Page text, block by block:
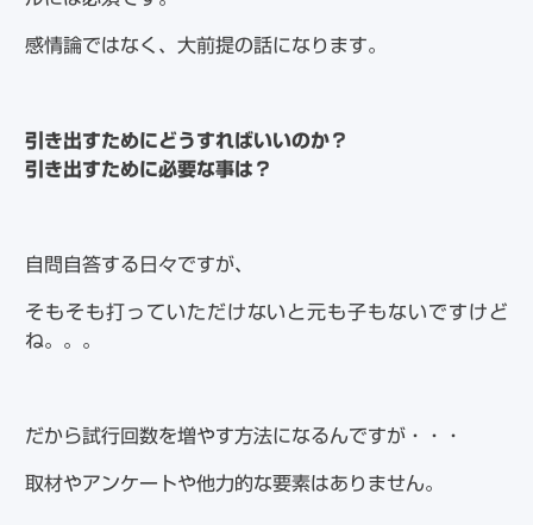
感情論ではなく、大前提の話になります。
引き出すためにどうすればいいのか？
引き出すために必要な事は？
自問自答する日々ですが、
そもそも打っていただけないと元も子もないですけど
ね。。。
だから試行回数を増やす方法になるんですが・・・
取材やアンケートや他力的な要素はありません。